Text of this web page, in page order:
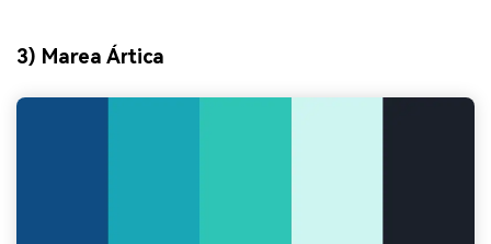
3) Marea Ártica